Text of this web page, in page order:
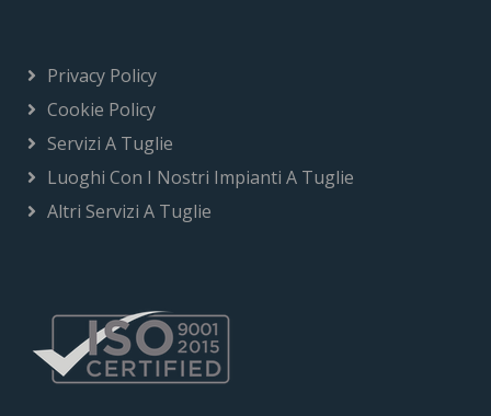
Privacy Policy
Cookie Policy
Servizi A Tuglie
Luoghi Con I Nostri Impianti A Tuglie
Altri Servizi A Tuglie